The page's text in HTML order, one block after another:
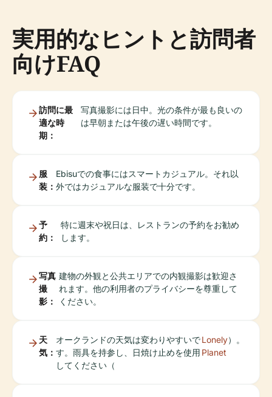
実用的なヒントと訪問者
向けFAQ
訪問に最
適な時
期：
写真撮影には日中。光の条件が最も良いの
は早朝または午後の遅い時間です。
服
装：
Ebisuでの食事にはスマートカジュアル。それ以
外ではカジュアルな服装で十分です。
予
約：
特に週末や祝日は、レストランの予約をお勧め
します。
写真
撮
影：
建物の外観と公共エリアでの内観撮影は歓迎さ
れます。他の利用者のプライバシーを尊重して
ください。
天
気：
オークランドの天気は変わりやすいで
す。雨具を持参し、日焼け止めを使用
してください（
Lonely
Planet
）。